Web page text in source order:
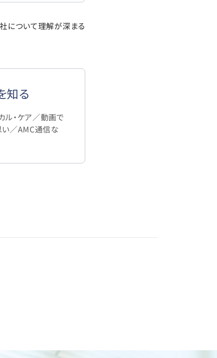
社について理解が深まる
知る
ル・ケア／動画で
い／AMC通信な